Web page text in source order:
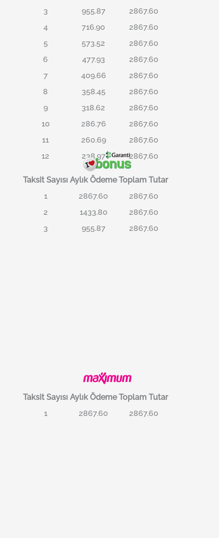
3 955.87
2867.60
4
716.90
2867.60
5
573.52
2867.60
6
477.93
2867.60
7
409.66
2867.60
8
358.45
2867.60
9
318.62
2867.60
10
286.76
2867.60
11
260.69
2867.60
12
238.97 2867.60
Taksit Sayısı Aylık Ödeme Toplam Tutar
1
2867.60
2867.60
2
1433.80
2867.60
3
955.87 2867.60
Taksit Sayısı Aylık Ödeme Toplam Tutar
1
2867.60 2867.60